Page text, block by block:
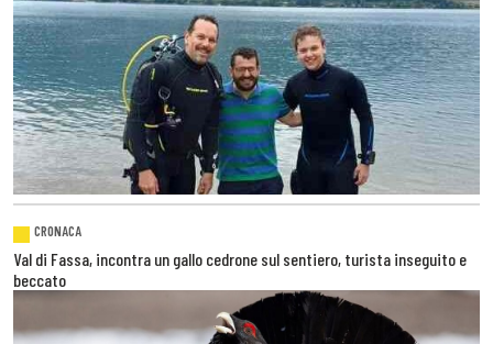
CRONACA
Val di Fassa, incontra un gallo cedrone sul sentiero, turista inseguito e
beccato